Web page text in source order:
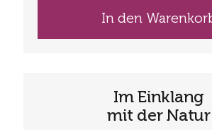
In den
Im Einklang
mit der Natur